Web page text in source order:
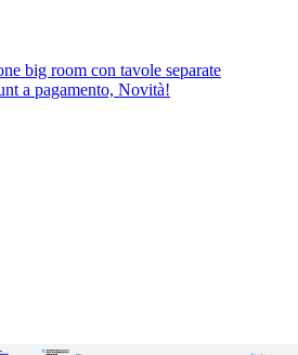
big room con tavole separate
a pagamento, Novità!